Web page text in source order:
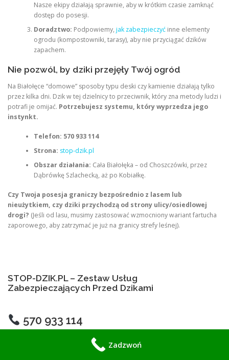
Nasze ekipy działają sprawnie, aby w krótkim czasie zamknąć
dostęp do posesji.
Doradztwo: Podpowiemy, jak zabezpieczyćinne elementy
ogrodu (kompostowniki, tarasy), aby nie przyciągać dzików
zapachem.
Nie pozwól, by dziki przejęły Twój ogród
Na Białołęce “domowe” sposoby typu deski czy kamienie działają tylko
przez kilka dni. Dzik w tej dzielnicy to przeciwnik, który zna metody ludzi i
potrafi je omijać. Potrzebujesz systemu, który wyprzedza jego
instynkt.
Telefon: 570 933 114
Strona: stop-dzik.pl
Obszar działania: Cała Białołęka – od Choszczówki, przez
Dąbrówkę Szlachecką, aż po Kobiałkę.
Czy Twoja posesja graniczy bezpośrednio z lasem lub
nieużytkiem, czy dziki przychodzą od strony ulicy/osiedlowej
drogi? (Jeśli od lasu, musimy zastosować wzmocniony wariant fartucha
zaporowego, aby zatrzymać je już na granicy strefy leśnej).
STOP-DZIK.PL – Zestaw Usług
Zabezpieczających Przed Dzikami
570 933 114
Instalacje elektryczne i odstraszające
Zadzwoń